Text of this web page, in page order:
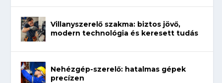
Villanyszerelő szakma: biztos jövő,
modern technológia és keresett tudás
Nehézgép-szerelő: hatalmas gépek
precízen